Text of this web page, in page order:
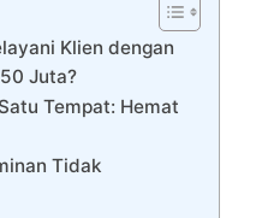
Klien dengan
Juta?
Tempat: Hemat
Tidak